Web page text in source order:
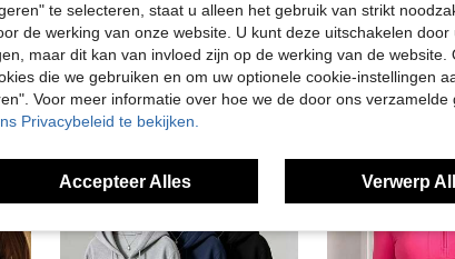
GLOWMODE
27.99€
18.21€
te selecteren, staat u alleen het gebruik van strikt
de werking van onze website. U kunt deze uitschakelen door
maar dit kan van invloed zijn op de werking van de website.
die we gebruiken en om uw optionele cookie-instellingen
Voor meer informatie over hoe we de door ons verzamelde
Privacybeleid te bekijken.
Accepteer Alles Verwerp